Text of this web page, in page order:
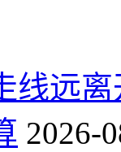
线远
2026-